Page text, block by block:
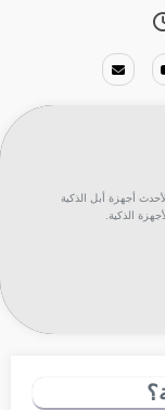
أجهزة أبل الذكية
الذكية.